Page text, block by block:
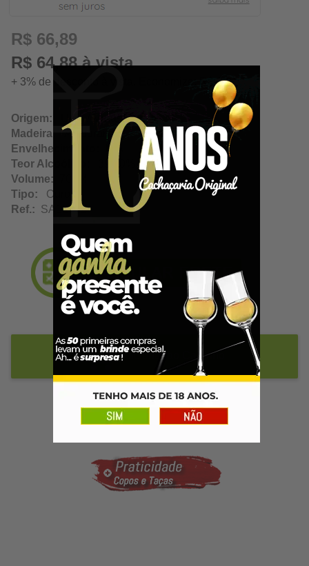
R$ 66,89
R$ 64,88 à vista
+ 3% de desconto à vista. Economize: R$ 2,01
Origem: Ubaí / Minas Gerais
Madeira:
Amburana
Envelhecimento:
N/A
Teor Alcoólico:
Volume:
Tipo: Ouro
Ref.: SA12772
Adicionar ao Carrinho